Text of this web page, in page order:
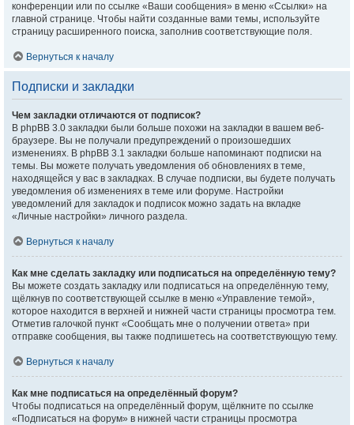
конференции или по ссылке «Ваши сообщения» в меню «Ссылки» на
главной странице. Чтобы найти созданные вами темы, используйте
страницу расширенного поиска, заполнив соответствующие поля.
Вернуться к началу
Подписки и закладки
Чем закладки отличаются от подписок?
В phpBB 3.0 закладки были больше похожи на закладки в вашем веб-
браузере. Вы не получали предупреждений о произошедших
изменениях. В phpBB 3.1 закладки больше напоминают подписки на
темы. Вы можете получать уведомления об обновлениях в теме,
находящейся у вас в закладках. В случае подписки, вы будете получать
уведомления об изменениях в теме или форуме. Настройки
уведомлений для закладок и подписок можно задать на вкладке
«Личные настройки» личного раздела.
Вернуться к началу
Как мне сделать закладку или подписаться на определённую тему?
Вы можете создать закладку или подписаться на определённую тему,
щёлкнув по соответствующей ссылке в меню «Управление темой»,
которое находится в верхней и нижней части страницы просмотра тем.
Отметив галочкой пункт «Сообщать мне о получении ответа» при
отправке сообщения, вы также подпишетесь на соответствующую тему.
Вернуться к началу
Как мне подписаться на определённый форум?
Чтобы подписаться на определённый форум, щёлкните по ссылке
«Подписаться на форум» в нижней части страницы просмотра